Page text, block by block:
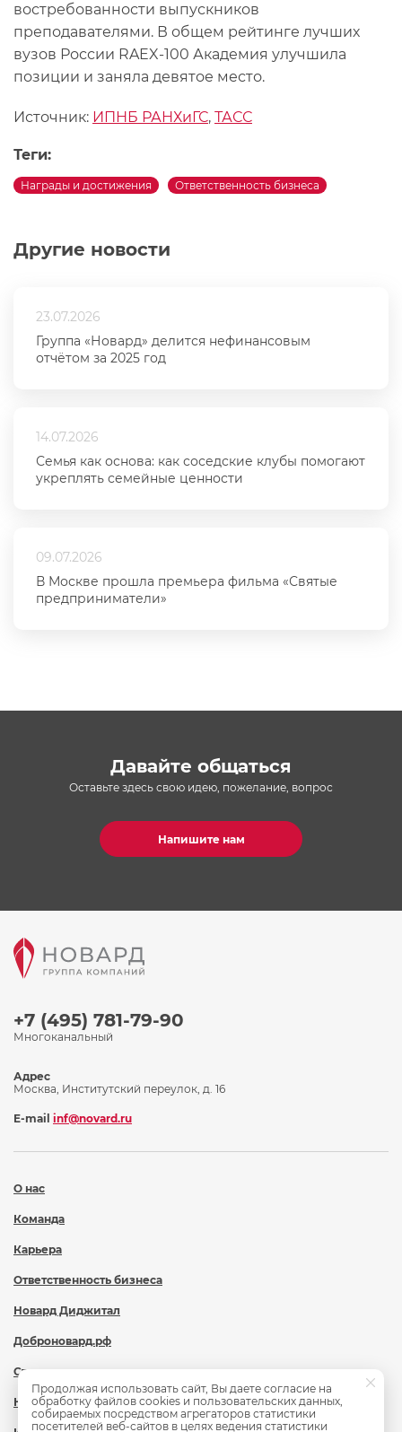
Другие новости
23.07.2026
Группа «Новард» делится нефинансовым
отчётом за 2025 год
14.07.2026
Семья как основа: как соседские клубы помогают
укреплять семейные ценности
09.07.2026
В Москве прошла премьера фильма «Святые
предприниматели»
востребованности выпускников
преподавателями. В общем рейтинге лучших
вузов России RAEX-100 Академия улучшила
позиции и заняла девятое место.
Источник: ИПНБ РАНХиГС, ТАСС
Теги:
Награды и достижения Ответственность бизнеса
Давайте общаться
Оставьте здесь свою идею, пожелание, вопрос
Напишите нам
+7 (495) 781-79-90
Многоканальный
О нас
Команда
Карьера
Ответственность бизнеса
Новард Диджитал
Доброновард.рф
Статьи
Новости
Адрес
Москва, Институтский переулок, д. 16
E-mail inf@novard.ru
Продолжая использовать сайт, Вы даете согласие на
обработку файлов cookies и пользовательских данных,
собираемых посредством агрегаторов статистики
посетителей веб-сайтов в целях ведения статистики